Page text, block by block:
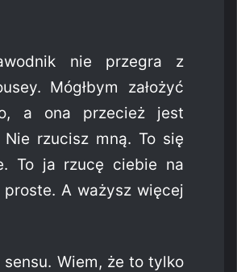
nie przegra z
Mógłbym założyć
a ona przecież jest
Nie rzucisz mną. To się
To ja rzucę ciebie na
proste. A ważysz więcej
sensu. Wiem, że to tylko